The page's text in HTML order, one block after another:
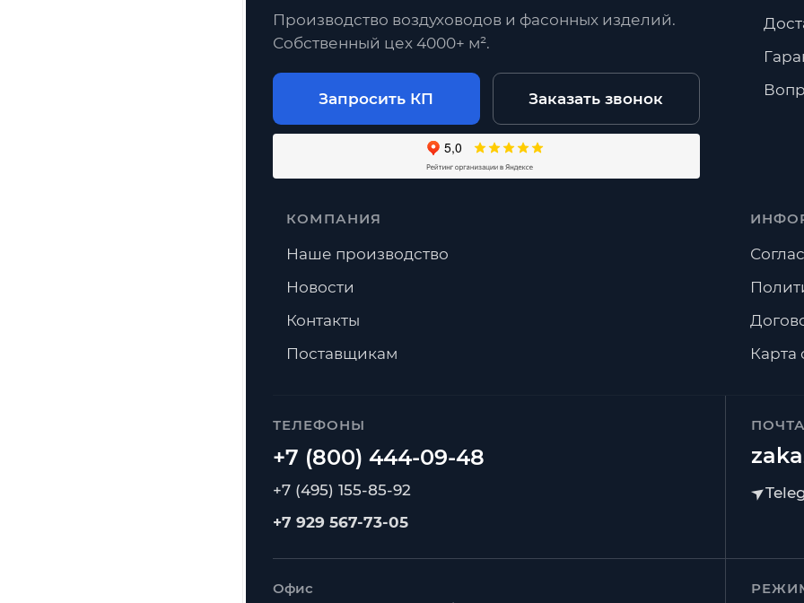
Производство воздуховодов и фасонных изделий.
Собственный цех 4000+ м².
Запросить КП Заказать звонок
ТЕЛЕФОНЫ
+7 (495) 155-85-92
+7 929 567-73-05
Офис
КОМПАНИЯ
Наше производство
Новости
Контакты
Поставщикам
Карта